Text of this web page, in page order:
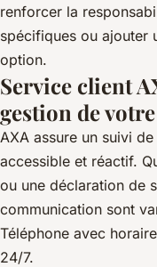
renforcer la
spécifiques ou ajouter
option.
Service client
gestion de
AXA assure un suivi
accessible et réactif.
ou une déclaration de
communication sont
Téléphone avec
24/7.